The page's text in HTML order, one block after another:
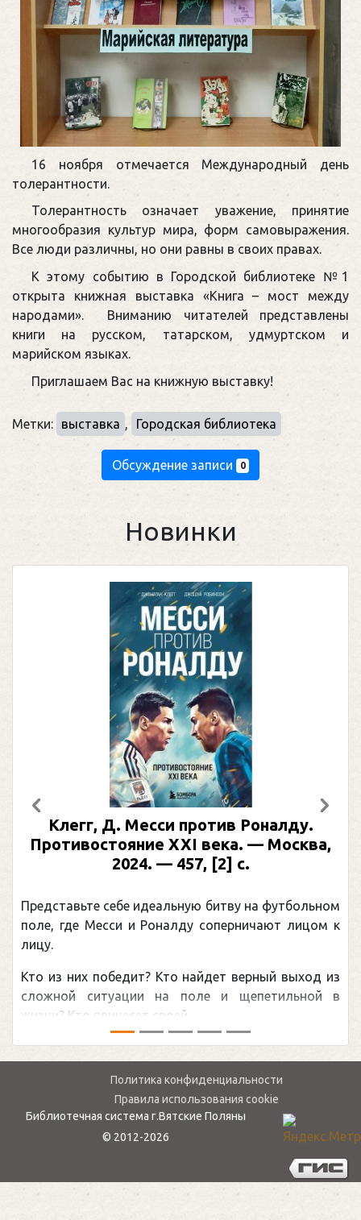
16 ноября отмечается Международный день
толерантности.
Толерантность означает уважение, принятие
многообразия культур мира, форм самовыражения.
Все люди различны, но они равны в своих правах.
К этому событию в Городской библиотеке №1
открыта книжная выставка «Книга – мост между
народами». Вниманию читателей представлены
книги на русском, татарском, удмуртском и
марийском языках.
Приглашаем Вас на книжную выставку!
Метки: выставка , Городская библиотека
Обсуждение записи 0
Новинки
Клегг, Д. Месси против Роналду.
Противостояние XXI века. — Москва,
2024. — 457, [2] с.
Представьте себе идеальную битву на футбольном
поле, где Месси и Роналду соперничают лицом к
лицу.
Кто из них победит? Кто найдет верный выход из
сложной ситуации на поле и щепетильной в
жизни? Кто принесет своей ...
Предыдущий
Политика конфиденциальности
Правила использования cookie
Библиотечная система г.Вятские Поляны
© 2012-2026